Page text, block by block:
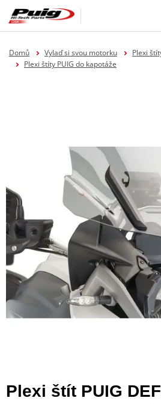
Domů Vylaď si svou motorku
Plexi
Plexi štíty PUIG do kapotáže
Plexi štít PUIG